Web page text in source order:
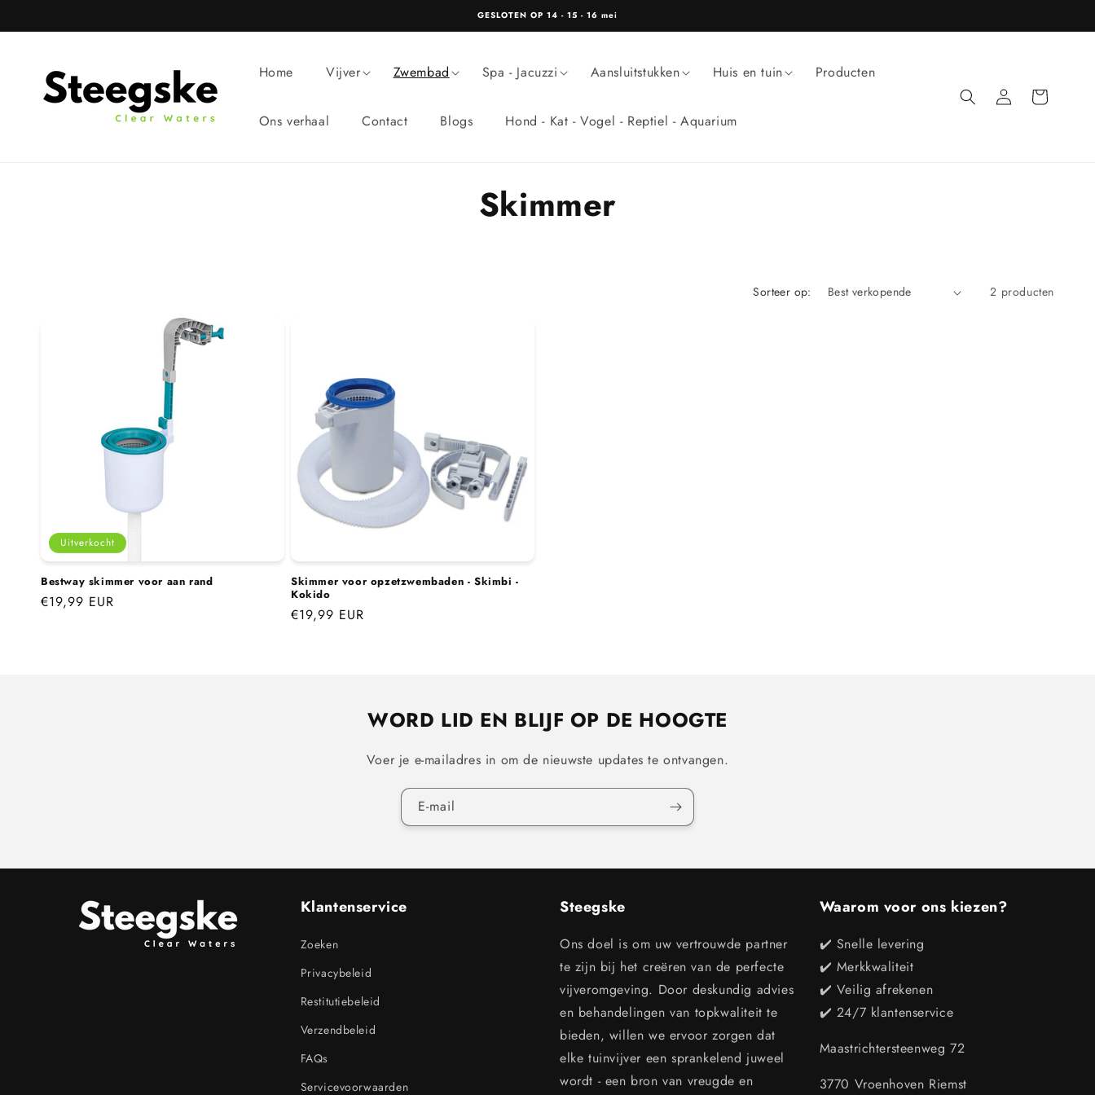
content
GESLOTEN OP 14 - 15 - 16 mei
Home Vijver Zwembad Spa - Jacuzzi Aansluitstukken Huis en tuin Producten
Ons verhaal Contact Blogs Hond - Kat - Vogel - Reptiel - Aquarium
InloggenWinkelwagen
C
t
i
:
Skimmer
Sorteer op: 2 producten
Uitverkocht
Bestway skimmer voor aan rand
Normale
€19,99 EUR
Skimmer voor opzetzwembaden - Skimbi -
Kokido
Normale
€19,99 EUR
WORD LID EN BLIJF OP DE HOOGTE
Voer je e-mailadres in om de nieuwste updates te ontvangen.
E‑mail
Klantenservice
Zoeken
Privacybeleid
Restitutiebeleid
Verzendbeleid
FAQs
Servicevoorwaarden
Steegske
Ons doel is om uw vertrouwde partner
te zijn bij het creëren van de perfecte
vijveromgeving. Door deskundig advies
en behandelingen van topkwaliteit te
bieden, willen we ervoor zorgen dat
elke tuinvijver een sprankelend juweel
wordt - een bron van vreugde en
Waarom voor ons kiezen?
✔️ Snelle levering
✔️ Merkkwaliteit
✔️ Veilig afrekenen
✔️ 24/7 klantenservice
Maastrichtersteenweg 72
3770 Vroenhoven Riemst